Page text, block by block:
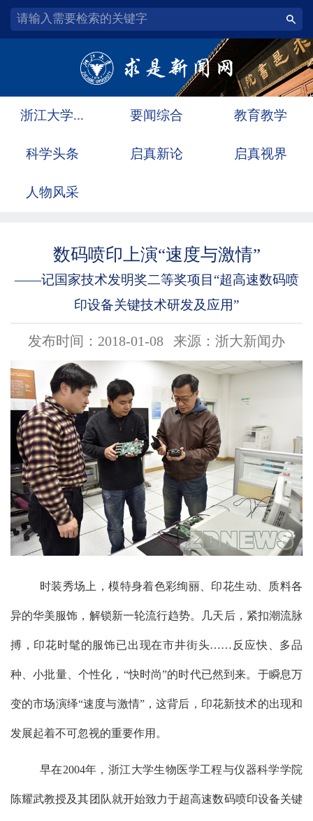
浙江大学... 要闻综合 教育教学
科学头条 启真新论 启真视界
人物风采
数码喷印上演“速度与激情”
——记国家技术发明奖二等奖项目“超高速数码喷
印设备关键技术研发及应用”
发布时间：2018-01-08 来源：浙大新闻办
时装秀场上，模特身着色彩绚丽、印花生动、质料各
异的华美服饰，解锁新一轮流行趋势。几天后，紧扣潮流脉
搏，印花时髦的服饰已出现在市井街头……反应快、多品
种、小批量、个性化，“快时尚”的时代已然到来。于瞬息万
变的市场演绎“速度与激情”，这背后，印花新技术的出现和
发展起着不可忽视的重要作用。
早在2004年，浙江大学生物医学工程与仪器科学学院
陈耀武教授及其团队就开始致力于超高速数码喷印设备关键